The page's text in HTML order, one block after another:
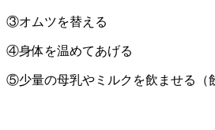
③オムツを替える
④身体を温めてあげる
⑤少量の母乳やミルクを飲ませる（